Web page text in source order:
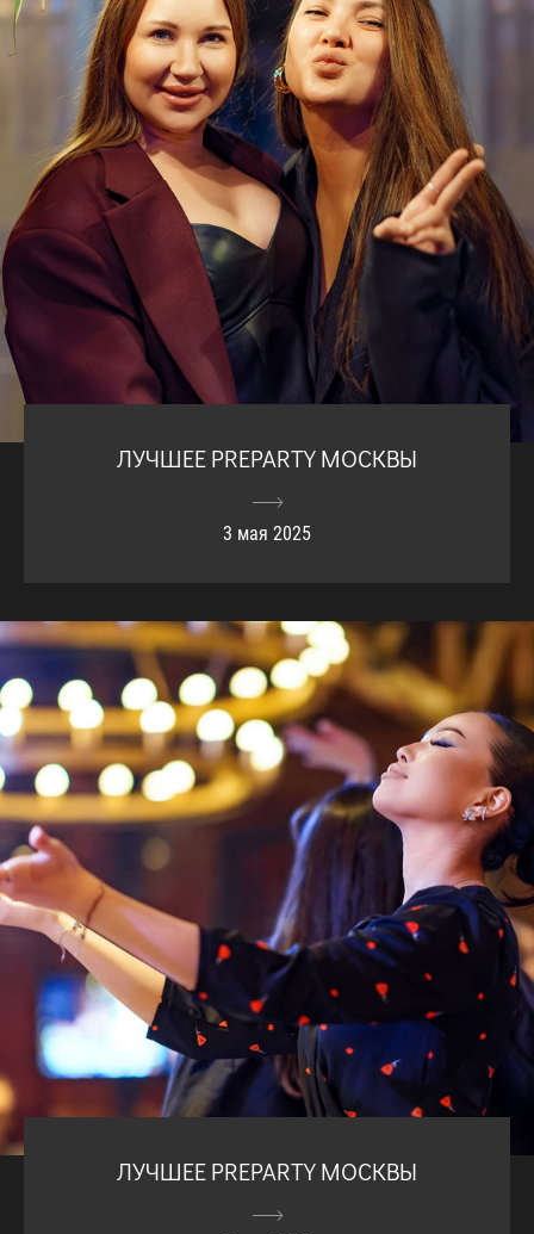
ЛУЧШЕЕ PREPARTY МОСКВЫ
3 мая 2025
ЛУЧШЕЕ PREPARTY МОСКВЫ